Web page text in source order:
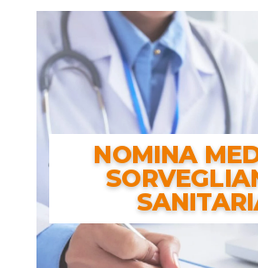
Modello OT23
NOMINA